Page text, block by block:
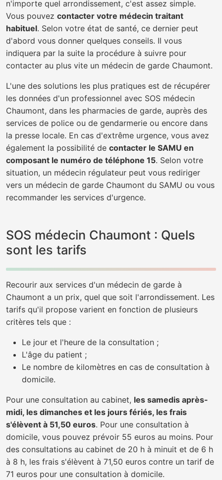
n'importe quel arrondissement, c'est assez simple.
Vous pouvez contacter votre médecin traitant
habituel. Selon votre état de santé, ce dernier peut
d'abord vous donner quelques conseils. Il vous
indiquera par la suite la procédure à suivre pour
contacter au plus vite un médecin de garde Chaumont.
L'une des solutions les plus pratiques est de récupérer
les données d'un professionnel avec SOS médecin
Chaumont, dans les pharmacies de garde, auprès des
services de police ou de gendarmerie ou encore dans
la presse locale. En cas d'extrême urgence, vous avez
également la possibilité de contacter le SAMU en
composant le numéro de téléphone 15. Selon votre
situation, un médecin régulateur peut vous rediriger
vers un médecin de garde Chaumont du SAMU ou vous
recommander les services d'urgence.
SOS médecin Chaumont : Quels
sont les tarifs
Recourir aux services d'un médecin de garde à
Chaumont a un prix, quel que soit l'arrondissement. Les
tarifs qu'il propose varient en fonction de plusieurs
critères tels que :
Le jour et l'heure de la consultation ;
L'âge du patient ;
Le nombre de kilomètres en cas de consultation à
domicile.
Pour une consultation au cabinet, les samedis après-
midi, les dimanches et les jours fériés, les frais
s'élèvent à 51,50 euros. Pour une consultation à
domicile, vous pouvez prévoir 55 euros au moins. Pour
des consultations au cabinet de 20 h à minuit et de 6 h
à 8 h, les frais s'élèvent à 71,50 euros contre un tarif de
71 euros pour une consultation à domicile.